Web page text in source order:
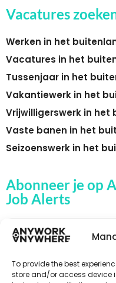
To provide the best
store and/or access device
Vacatures
Werken in het
Vacatures in het
Tussenjaar in het
Vakantiewerk in het
Vrijwilligerswerk in het
Vaste banen in het
Seizoenswerk in het
Abonneer je op
Job Alerts
🌞